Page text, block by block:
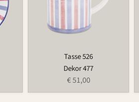
Tasse 526
Dekor 477
€ 51,00